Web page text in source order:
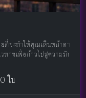
ที่จะทำให้คุณเห็นหน้าตา
ทางเพื่อก้าวไปสู่ความรัก
ใบ